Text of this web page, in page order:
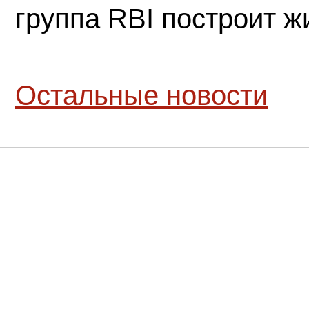
группа RBI построит
Остальные новости